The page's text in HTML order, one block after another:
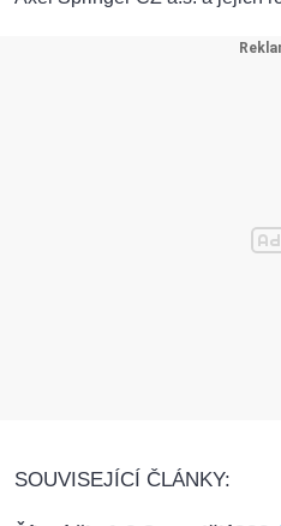
SOUVISEJÍCÍ ČLÁNKY: